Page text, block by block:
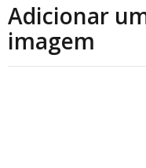
Adicionar
imagem